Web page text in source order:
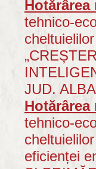
Hotărârea
tehnico-
JUD.
Hotărârea
tehnico-
eficienței